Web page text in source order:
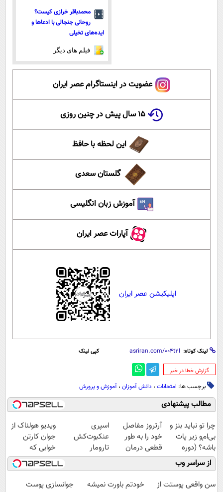
محمدباقر خرازی کیست؟
روحانی جنجالی با ادعاها و
ایده‌های تخیلی
فیلم های دیگر
عضویت در اینستاگرام عصر ایران
۱۵ سال پیش در چنین روزی
این لحظه با حافظ
گلستان سعدی
آموزش زبان انگلیسی
آپارات عصر ایران
اپلیکیشن عصر ایران
لینک کوتاه: کپی لینک
‌گزارش خطا در خبر
برچسب ها: امتحانات ، دانش آموزان ، آموزش و پرورش
مطالب پیشنهادی
چرا تو نباید بنز و
بی‌ام‌و زیر پات
باشه؟ (دوره
رایگان درآمد
میلیاردی)
آرتروز مفاصل
خود را به طور
قطعی درمان
کنید!
◗پرسش‌نامه◖
اسپری
عنکبوت‌‌کش
تارومار
ازبین‌برنده انواع
عنکبوت
ویدیو هولناک از
جوان کارتن
خوابی که
میلیاردر شد.
آموزش رایگان
از سراسر وب
سن واقعی پوستت از
خودتم باورت نمیشه
جوانسازی پوست